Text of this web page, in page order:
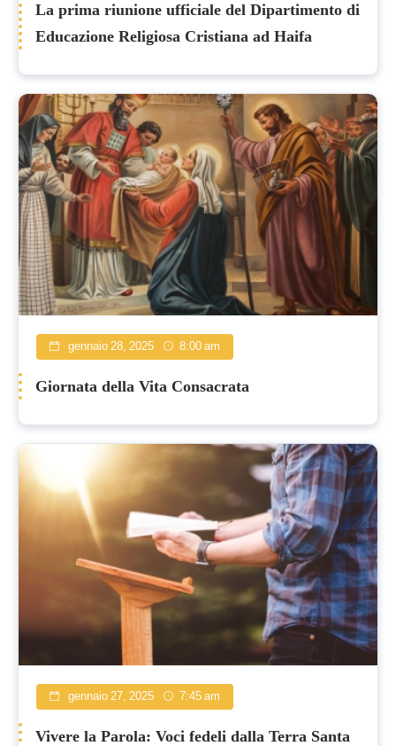
La prima riunione ufficiale del Dipartimento di
Educazione Religiosa Cristiana ad Haifa
gennaio 28, 2025 8:00 am
Giornata della Vita Consacrata
gennaio 27, 2025 7:45 am
Vivere la Parola: Voci fedeli dalla Terra Santa